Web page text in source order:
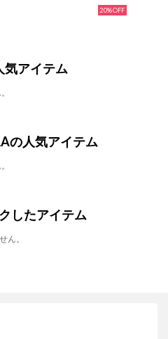
20%
気アイテム
の人気アイテム
したアイテム
ん。